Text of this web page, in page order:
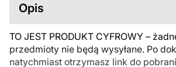
skontaktuj się bezpośrednio ze sprzedawcą.
Opis
TO JEST PRODUKT CYFROWY –
przedmioty nie będą wysyłane. Po
natychmiast otrzymasz link do